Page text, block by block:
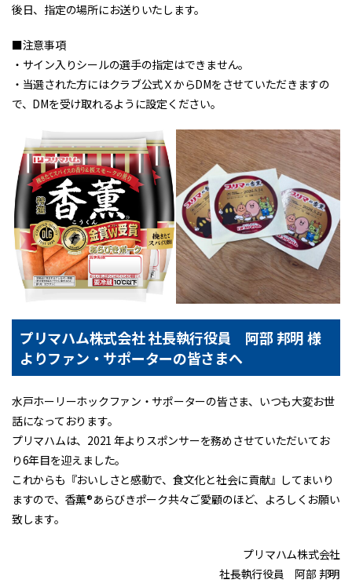
後日、指定の場所にお送りいたします。
■注意事項
・サイン入りシールの選手の指定はできません。
・当選された方にはクラブ公式ＸからDMをさせていただきますの
で、DMを受け取れるように設定ください。
プリマハム株式会社 社長執行役員 阿部 邦明 様
よりファン・サポーターの皆さまへ
水戸ホーリーホックファン・サポーターの皆さま、いつも大変お世
話になっております。
プリマハムは、2021 年よりスポンサーを務めさせていただいてお
り6年目を迎えました。
これからも『おいしさと感動で、食文化と社会に貢献』してまいり
ますので、香薫®あらびきポーク共々ご愛顧のほど、よろしくお願い
致します。
プリマハム株式会社
社長執行役員 阿部 邦明